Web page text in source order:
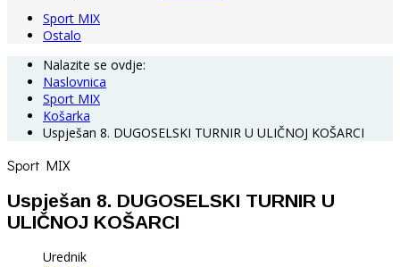
Sport MIX
Ostalo
Nalazite se ovdje:
Naslovnica
Sport MIX
Košarka
Uspješan 8. DUGOSELSKI TURNIR U ULIČNOJ KOŠARCI
Sport MIX
Uspješan 8. DUGOSELSKI TURNIR U
ULIČNOJ KOŠARCI
Urednik